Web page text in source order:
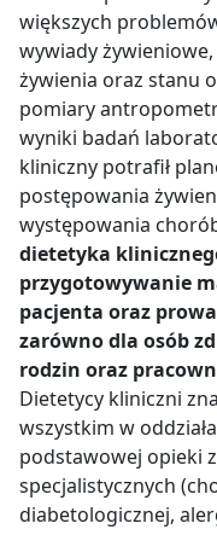
większych
wywiady
żywienia oraz stanu
pomiary
wyniki badań
kliniczny potrafił
postępowania
występowania
dietetyka
przygotowywanie
pacjenta oraz
zarówno dla osób
rodzin oraz
Dietetycy kliniczni
wszystkim w
podstawowej opieki
specjalistycznych
diabetologicznej,